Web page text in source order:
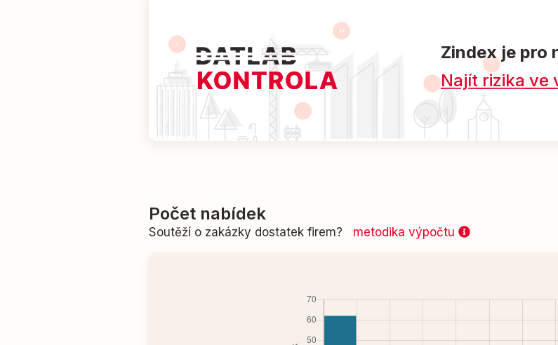
Zindex je pro
Najít rizika ve
Počet nabídek
Soutěží o zakázky dostatek firem? metodika výpočtu